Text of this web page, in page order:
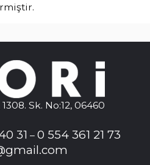
Sk. No:12, 06460
31 – 0 554 361 21 73